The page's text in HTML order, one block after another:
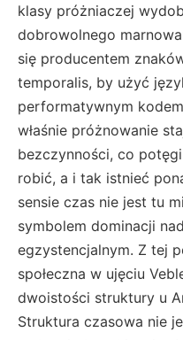
klasy próżniaczej
dobrowolnego
się producentem
temporalis, by użyć
performatywnym
właśnie próżnowanie
bezczynności, co
robić, a i tak istnieć
sensie czas nie jest tu
symbolem dominacji
egzystencjalnym. Z tej
społeczna w ujęciu
dwoistości struktury u
Struktura czasowa nie